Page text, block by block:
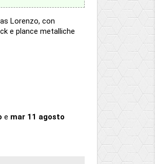
Lorenzo, con
e plance metalliche
e mar 11 agosto